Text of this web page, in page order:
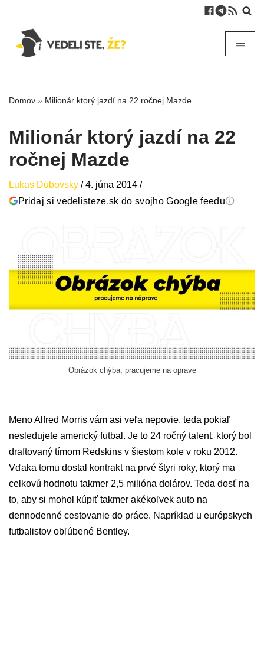
Domov » Milionár ktorý jazdí na 22 ročnej Mazde
Milionár ktorý jazdí na 22
ročnej Mazde
Lukas Dubovsky /4. júna 2014 /
Pridaj si vedelisteze.sk do svojho Google feedu
Obrázok chýba, pracujeme na oprave
Meno Alfred Morris vám asi veľa nepovie, teda pokiaľ
nesledujete americký futbal. Je to 24 ročný talent, ktorý bol
draftovaný tímom Redskins v šiestom kole v roku 2012.
Vďaka tomu dostal kontrakt na prvé štyri roky, ktorý ma
celkovú hodnotu takmer 2,5 milióna dolárov. Teda dosť na
to, aby si mohol kúpiť takmer akékoľvek auto na
dennodenné cestovanie do práce. Napríklad u európskych
futbalistov obľúbené Bentley.